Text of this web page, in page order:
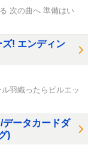
次の曲へ 準備はい
! エンディン
羽織ったらピルエッ
データカードダ
)